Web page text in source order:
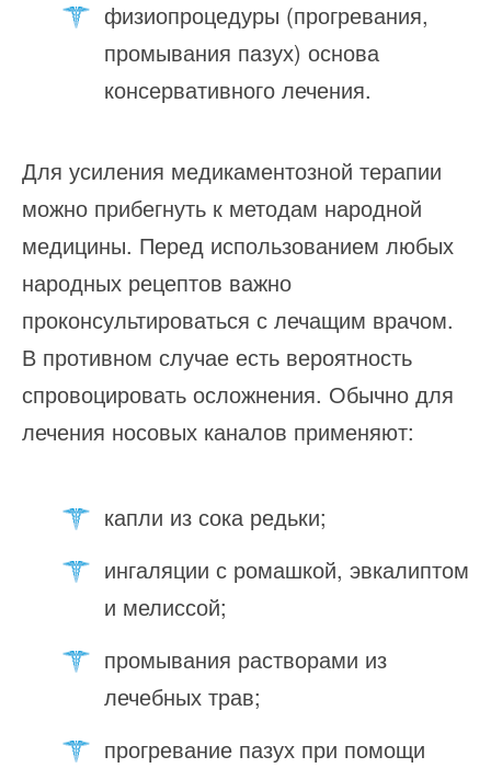
физиопроцедуры (прогревания,
промывания пазух) основа
консервативного лечения.
Для усиления медикаментозной терапии
можно прибегнуть к методам народной
медицины. Перед использованием любых
народных рецептов важно
проконсультироваться с лечащим врачом.
В противном случае есть вероятность
спровоцировать осложнения. Обычно для
лечения носовых каналов применяют:
капли из сока редьки;
ингаляции с ромашкой, эвкалиптом
и мелиссой;
промывания растворами из
лечебных трав;
прогревание пазух при помощи